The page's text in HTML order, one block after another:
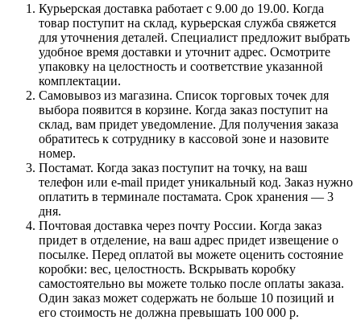
Курьерская доставка работает с 9.00 до 19.00. Когда
товар поступит на склад, курьерская служба свяжется
для уточнения деталей. Специалист предложит выбрать
удобное время доставки и уточнит адрес. Осмотрите
упаковку на целостность и соответствие указанной
комплектации.
Самовывоз из магазина. Список торговых точек для
выбора появится в корзине. Когда заказ поступит на
склад, вам придет уведомление. Для получения заказа
обратитесь к сотруднику в кассовой зоне и назовите
номер.
Постамат. Когда заказ поступит на точку, на ваш
телефон или e-mail придет уникальный код. Заказ нужно
оплатить в терминале постамата. Срок хранения — 3
дня.
Почтовая доставка через почту России. Когда заказ
придет в отделение, на ваш адрес придет извещение о
посылке. Перед оплатой вы можете оценить состояние
коробки: вес, целостность. Вскрывать коробку
самостоятельно вы можете только после оплаты заказа.
Один заказ может содержать не больше 10 позиций и
его стоимость не должна превышать 100 000 р.